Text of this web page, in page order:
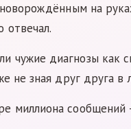
на
отвечал.
чужие диагнозы как
не зная друг друга в
миллиона